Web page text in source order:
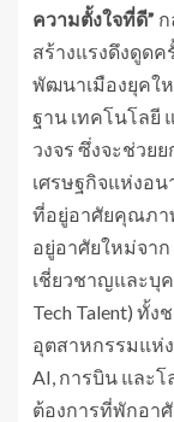
ความตั้งใจที่ดี” ก
สร้างแรงดึงดูด
พัฒนาเมืองยุคใ
ฐาน เทคโนโลยี
วงจร ซึ่งจะช่วย
เศรษฐกิจแห่งอ
ที่อยู่อาศัยคุณภา
อยู่อาศัยใหม่จา
เชี่ยวชาญและบุค
Tech Talent) ทั้
อุตสาหกรรมแห่
AI, การบิน และ
ต้องการที่พักอา